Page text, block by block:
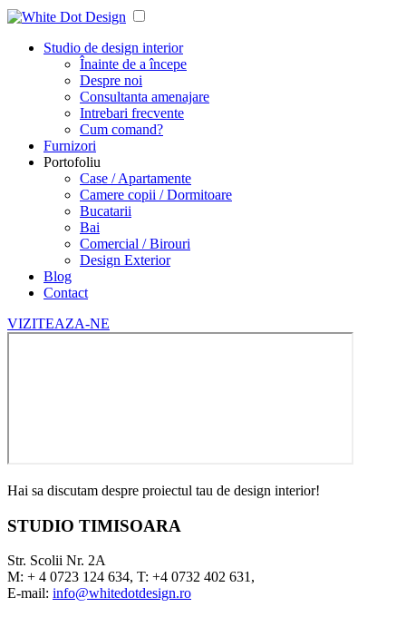
Studio de design interior
Înainte de a începe
Despre noi
Consultanta amenajare
Intrebari frecvente
Cum comand?
Furnizori
Portofoliu
Case / Apartamente
Camere copii / Dormitoare
Bucatarii
Bai
Comercial / Birouri
Design Exterior
Blog
Contact
VIZITEAZA-NE
Hai sa discutam despre proiectul tau de design interior!
STUDIO TIMISOARA
Str. Scolii Nr. 2A
M: + 4 0723 124 634, T: +4 0732 402 631,
E-mail: info@whitedotdesign.ro